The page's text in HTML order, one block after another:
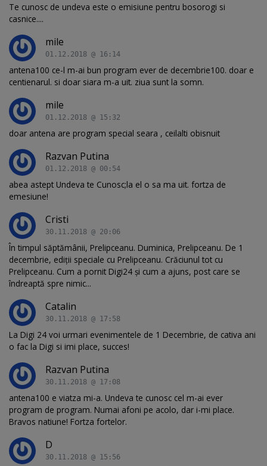
Te cunosc de undeva este o emisiune pentru bosorogi si
casnice....
mile
01.12.2018 @ 16:14
antena100 ce-l m-ai bun program ever de decembrie100. doar e
centienarul. si doar siara m-a uit. ziua sunt la somn.
mile
01.12.2018 @ 15:32
doar antena are program special seara , ceilalti obisnuit
Razvan Putina
01.12.2018 @ 00:54
abea astept Undeva te Cunosc;la el o sa ma uit. fortza de
emesiune!
Cristi
30.11.2018 @ 20:06
În timpul săptămânii, Prelipceanu. Duminica, Prelipceanu. De 1
decembrie, ediții speciale cu Prelipceanu. Crăciunul tot cu
Prelipceanu. Cum a pornit Digi24 și cum a ajuns, post care se
îndreaptă spre nimic...
Catalin
30.11.2018 @ 17:58
La Digi 24 voi urmari evenimentele de 1 Decembrie, de cativa ani
o fac la Digi si imi place, succes!
Razvan Putina
30.11.2018 @ 17:08
antena100 e viatza mi-a. Undeva te cunosc cel m-ai ever
program de program. Numai afoni pe acolo, dar i-mi place.
Bravos natiune! Fortza fortelor.
D
30.11.2018 @ 15:56